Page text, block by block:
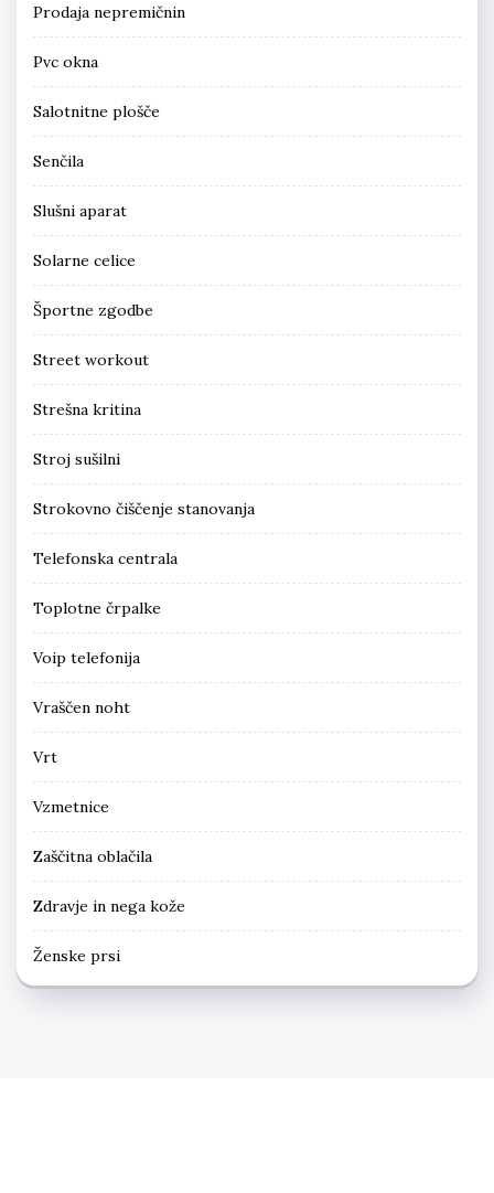
Prodaja nepremičnin
Pvc okna
Salotnitne plošče
Senčila
Slušni aparat
Solarne celice
Športne zgodbe
Street workout
Strešna kritina
Stroj sušilni
Strokovno čiščenje stanovanja
Telefonska centrala
Toplotne črpalke
Voip telefonija
Vraščen noht
Vrt
Vzmetnice
Zaščitna oblačila
Zdravje in nega kože
Ženske prsi